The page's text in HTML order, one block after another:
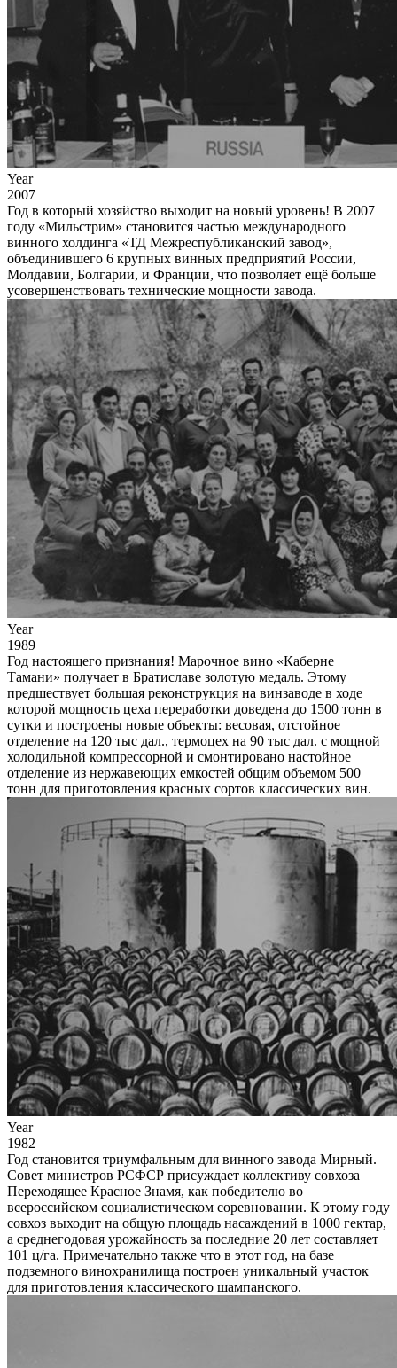
Year
2007
Год в который хозяйство выходит на новый уровень! В 2007
году «Мильстрим» становится частью международного
винного холдинга «ТД Межреспубликанский завод»,
объединившего 6 крупных винных предприятий России,
Молдавии, Болгарии, и Франции, что позволяет ещё больше
усовершенствовать технические мощности завода.
Year
1989
Год настоящего признания! Марочное вино «Каберне
Тамани» получает в Братиславе золотую медаль. Этому
предшествует большая реконструкция на винзаводе в ходе
которой мощность цеха переработки доведена до 1500 тонн в
сутки и построены новые объекты: весовая, отстойное
отделение на 120 тыс дал., термоцех на 90 тыс дал. с мощной
холодильной компрессорной и смонтировано настойное
отделение из нержавеющих емкостей общим объемом 500
тонн для приготовления красных сортов классических вин.
Year
1982
Год становится триумфальным для винного завода Мирный.
Совет министров РСФСР присуждает коллективу совхоза
Переходящее Красное Знамя, как победителю во
всероссийском социалистическом соревновании. К этому году
совхоз выходит на общую площадь насаждений в 1000 гектар,
а среднегодовая урожайность за последние 20 лет составляет
101 ц/га. Примечательно также что в этот год, на базе
подземного винохранилища построен уникальный участок
для приготовления классического шампанского.